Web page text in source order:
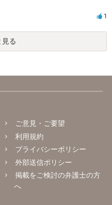
1
見る
ご意見・ご要望
利用規約
プライバシーポリシー
外部送信ポリシー
掲載をご検討の弁護士の方
へ